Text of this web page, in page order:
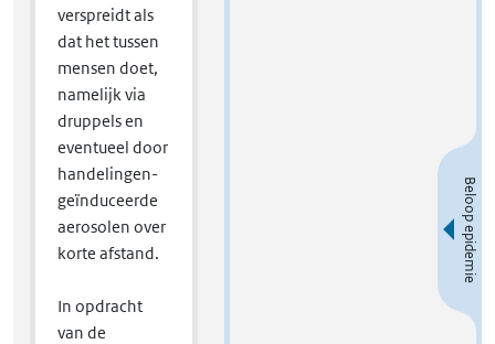
verspreidt als
dat het tussen
mensen doet,
namelijk via
druppels en
eventueel door
handelingen-
geïnduceerde
aerosolen over
korte afstand.
In opdracht
van de
open
Beloop epidemie